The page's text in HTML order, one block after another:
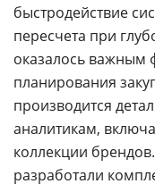
быстродействие
пересчета при
оказалось важным
планирования
производится
аналитикам,
коллекции
разработали